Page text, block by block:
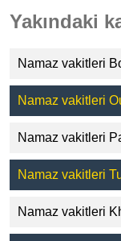
Yakındaki
Namaz vakitleri
Namaz vakitleri
Namaz vakitleri
Namaz vakitleri
Namaz vakitleri